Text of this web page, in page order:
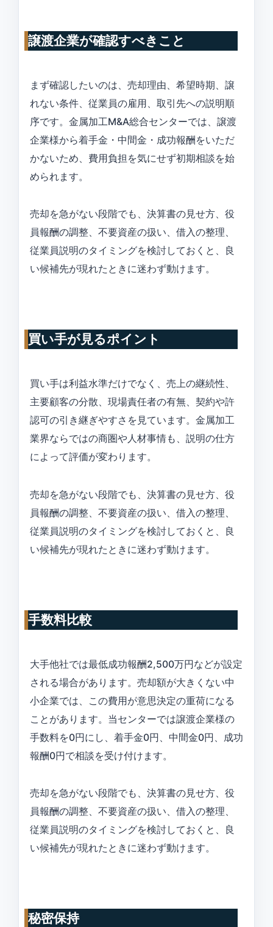
譲渡企業が確認すべきこと
まず確認したいのは、売却理由、希望時期、譲
れない条件、従業員の雇用、取引先への説明順
序です。金属加工M&A総合センターでは、譲渡
企業様から着手金・中間金・成功報酬をいただ
かないため、費用負担を気にせず初期相談を始
められます。
売却を急がない段階でも、決算書の見せ方、役
員報酬の調整、不要資産の扱い、借入の整理、
従業員説明のタイミングを検討しておくと、良
い候補先が現れたときに迷わず動けます。
買い手が見るポイント
買い手は利益水準だけでなく、売上の継続性、
主要顧客の分散、現場責任者の有無、契約や許
認可の引き継ぎやすさを見ています。金属加工
業界ならではの商圏や人材事情も、説明の仕方
によって評価が変わります。
売却を急がない段階でも、決算書の見せ方、役
員報酬の調整、不要資産の扱い、借入の整理、
従業員説明のタイミングを検討しておくと、良
い候補先が現れたときに迷わず動けます。
手数料比較
大手他社では最低成功報酬2,500万円などが設定
される場合があります。売却額が大きくない中
小企業では、この費用が意思決定の重荷になる
ことがあります。当センターでは譲渡企業様の
手数料を0円にし、着手金0円、中間金0円、成功
報酬0円で相談を受け付けます。
売却を急がない段階でも、決算書の見せ方、役
員報酬の調整、不要資産の扱い、借入の整理、
従業員説明のタイミングを検討しておくと、良
い候補先が現れたときに迷わず動けます。
秘密保持